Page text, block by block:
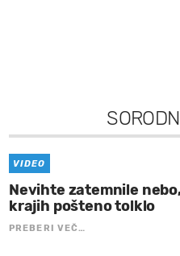
VIDEO
Nevihte zatemnile
krajih pošteno tolklo
PREBERI VEČ…